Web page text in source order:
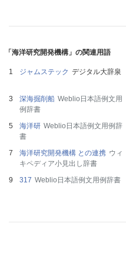
「海洋研究開発機構」の関連用語
ジャムステック デジタル大辞泉
深海掘削船 Weblio日本語例文用
例辞書
海洋研 Weblio日本語例文用例辞
書
海洋研究開発機構 との連携 ウィ
キペディア小見出し辞書
317 Weblio日本語例文用例辞書